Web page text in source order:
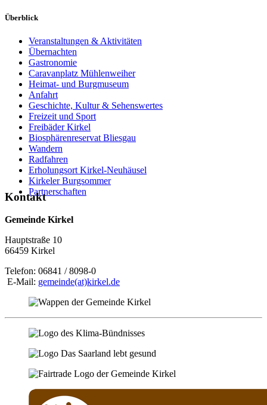
Überblick
Veranstaltungen & Aktivitäten
Übernachten
Gastronomie
Caravanplatz Mühlenweiher
Heimat- und Burgmuseum
Anfahrt
Geschichte, Kultur & Sehenswertes
Freizeit und Sport
Freibäder Kirkel
Biosphärenreservat Bliesgau
Wandern
Radfahren
Erholungsort Kirkel-Neuhäusel
Kirkeler Burgsommer
Partnerschaften
Kontakt
Gemeinde Kirkel
Hauptstraße 10
66459 Kirkel
Telefon: 06841 / 8098-0
E-Mail: gemeinde(at)kirkel.de